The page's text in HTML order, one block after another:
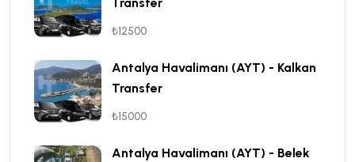
Transfer
₺12500
Antalya Havalimanı (AYT) - Kalkan
Transfer
₺15000
Antalya Havalimanı (AYT) - Belek